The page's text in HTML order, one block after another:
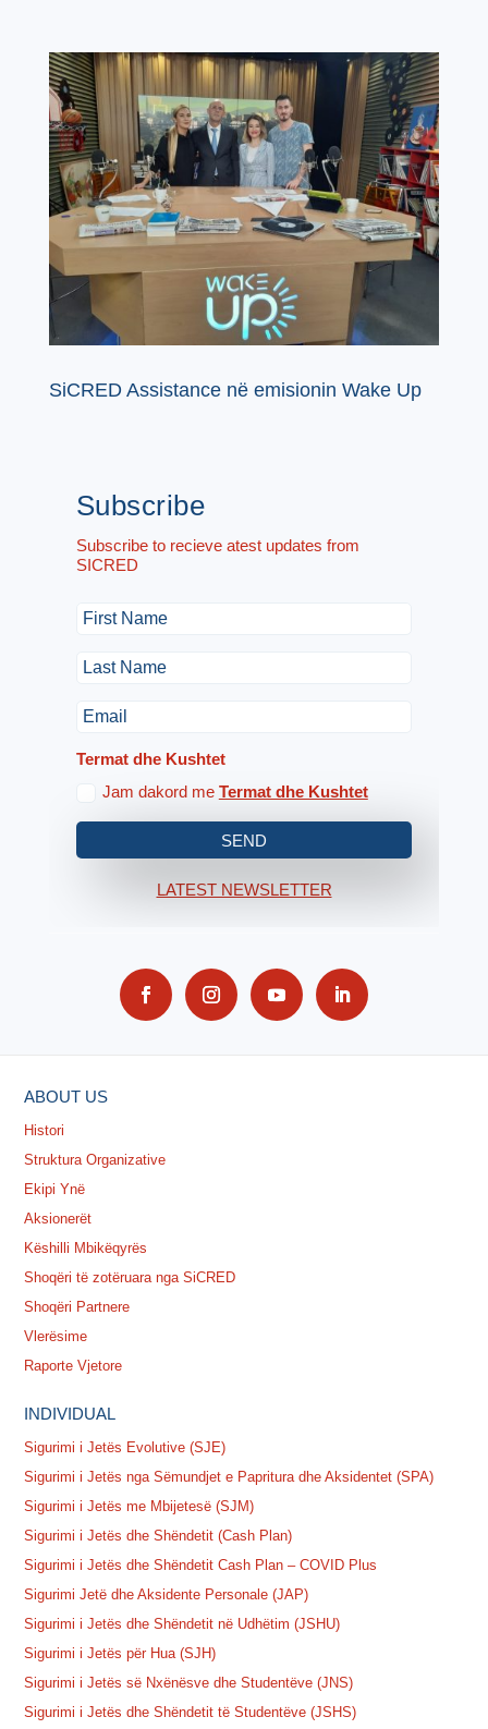
SiCRED Assistance në emisionin Wake Up
Subscribe
Subscribe to recieve atest updates from
SICRED
Termat dhe Kushtet
Jam dakord me Termat dhe Kushtet
SEND
LATEST NEWSLETTER
ABOUT US
Histori
Struktura Organizative
Ekipi Ynë
Aksionerët
Këshilli Mbikëqyrës
Shoqëri të zotëruara nga SiCRED
Shoqëri Partnere
Vlerësime
Raporte Vjetore
INDIVIDUAL
Sigurimi i Jetës Evolutive (SJE)
Sigurimi i Jetës nga Sëmundjet e Papritura dhe Aksidentet (SPA)
Sigurimi i Jetës me Mbijetesë (SJM)
Sigurimi i Jetës dhe Shëndetit (Cash Plan)
Sigurimi i Jetës dhe Shëndetit Cash Plan – COVID Plus
Sigurimi Jetë dhe Aksidente Personale (JAP)
Sigurimi i Jetës dhe Shëndetit në Udhëtim (JSHU)
Sigurimi i Jetës për Hua (SJH)
Sigurimi i Jetës së Nxënësve dhe Studentëve (JNS)
Sigurimi i Jetës dhe Shëndetit të Studentëve (JSHS)